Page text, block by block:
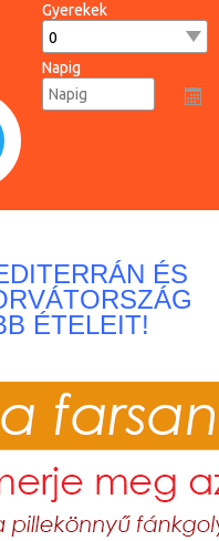
Gyerekek
Napig
ÉS
ÉTELEIT!